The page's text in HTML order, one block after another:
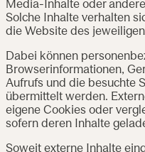
Media-Inhalte oder
Solche Inhalte verhalten
die Website des
Dabei können
Browserinformationen,
Aufrufs und die besuchte
übermittelt werden.
eigene Cookies oder
sofern deren Inhalte
Soweit externe Inhalte